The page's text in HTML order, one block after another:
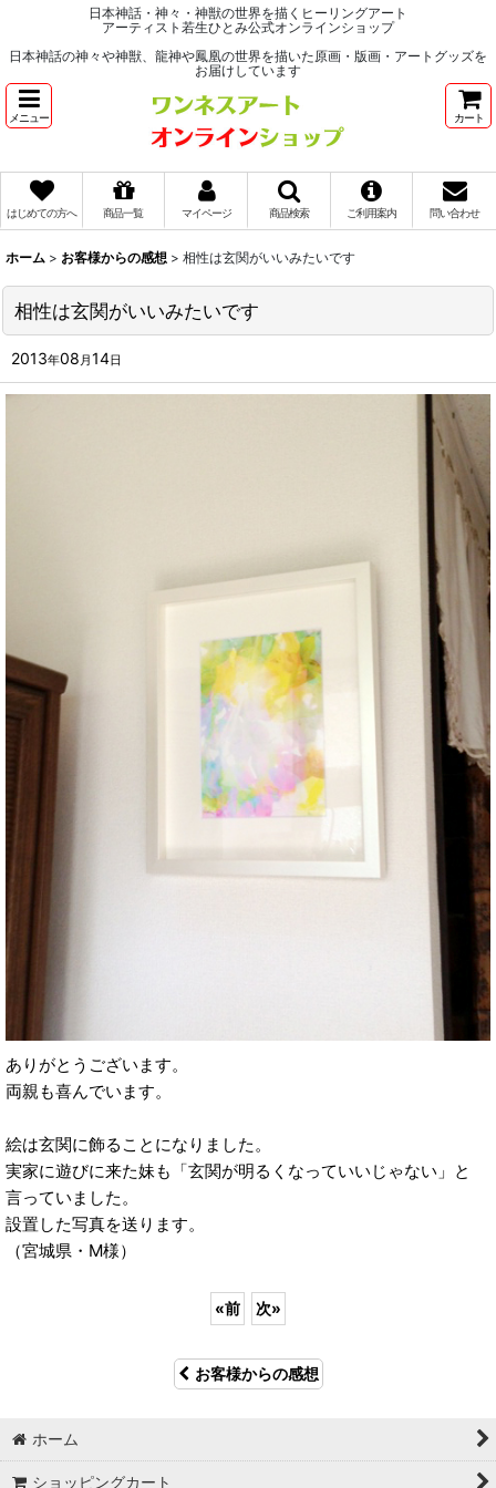
日本神話・神々・神獣の世界を描くヒーリングアート
アーティスト若生ひとみ公式オンラインショップ
日本神話の神々や神獣、龍神や鳳凰の世界を描いた原画・版画・アートグッズを
お届けしています
メニュー カート
はじめての方へ 商品一覧 マイページ 商品検索 ご利用案内 問い合わせ
ホーム > お客様からの感想 > 相性は玄関がいいみたいです
相性は玄関がいいみたいです
2013年08 月14日
ありがとうございます。
両親も喜んでいます。
絵は玄関に飾ることになりました。
実家に遊びに来た妹も「玄関が明るくなっていいじゃない」と
言っていました。
設置した写真を送ります。
（宮城県・M様）
«前 次»
お客様からの感想
ホーム
ショッピングカート